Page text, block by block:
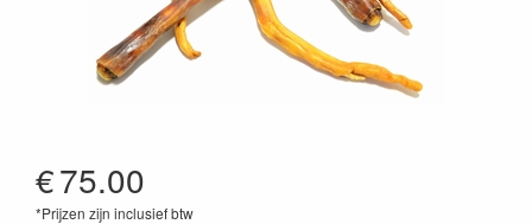
€75.00
*Prijzen zijn inclusief btw